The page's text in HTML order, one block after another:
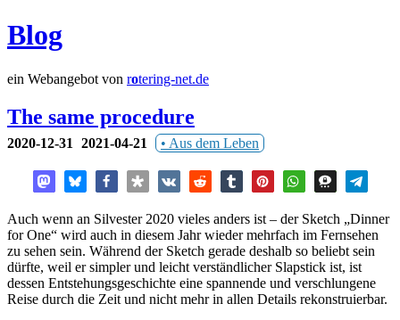
Blog
ein Webangebot von rotering-net.de
The same procedure
2020-12-31 2021-04-21 Aus dem Leben
Auch wenn an Silvester 2020 vieles anders ist – der Sketch „Dinner
for One“ wird auch in diesem Jahr wieder mehrfach im Fernsehen
zu sehen sein. Während der Sketch gerade deshalb so beliebt sein
dürfte, weil er simpler und leicht verständlicher Slapstick ist, ist
dessen Entstehungsgeschichte eine spannende und verschlungene
Reise durch die Zeit und nicht mehr in allen Details rekonstruierbar.